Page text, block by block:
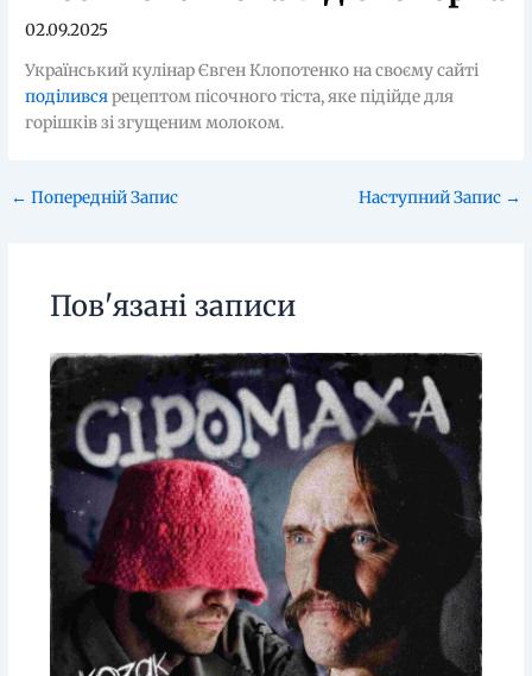
02.09.2025
Український кулінар Євген Клопотенко на своєму сайті
поділивсярецептом пісочного тіста, яке підійде для
горішків зі згущеним молоком.
← Попередній Запис Наступний Запис →
Пов'язані записи